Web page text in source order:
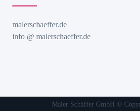
malerschaeffer.de
info @ malerschaeffer.de
Maler Schäffer GmbH ©